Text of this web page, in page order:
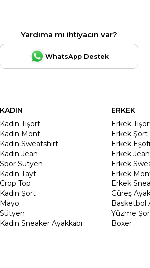
Yardıma mı ihtiyacın var?
WhatsApp Destek
KADIN
Kadın Tişört
Kadın Mont
Kadın Sweatshirt
Kadın Jean
Spor Sütyen
Kadın Tayt
Crop Top
Kadin Şort
Mayo
Sütyen
Kadın Sneaker Ayakkabı
ERKEK
Erkek
Erkek Şort
Erkek
Erkek Jean
Erkek
Erkek
Erkek
Güreş
Basketbol
Yüzme
Boxer